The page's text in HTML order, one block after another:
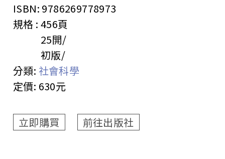
ISBN: 9786269778973
規格 : 456頁
25開
初版
分類: 社會科學
定價: 630元
立即購買 前往出版社